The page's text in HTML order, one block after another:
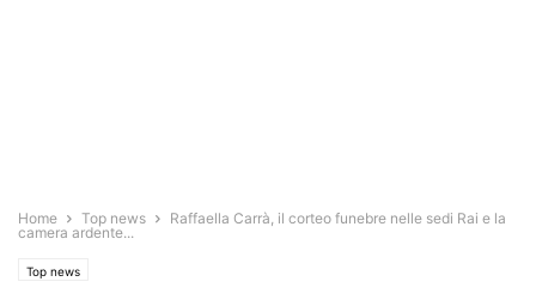
Home Top news
Raffaella Carrà, il corteo funebre nelle sedi Rai e la
camera ardente...
Top news